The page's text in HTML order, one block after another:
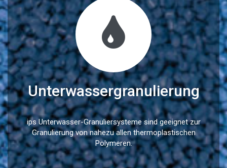
Unterwassergranulierung
ips Unterwasser-Granuliersysteme sind geeignet zur
Granulierung von nahezu allen thermoplastischen
Polymeren.